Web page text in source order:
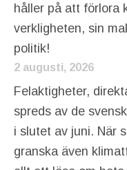
håller på att förlora
verkligheten, sin
politik!
2 augusti, 2026
Felaktigheter,
spreds av de
i slutet av juni. När
granska även